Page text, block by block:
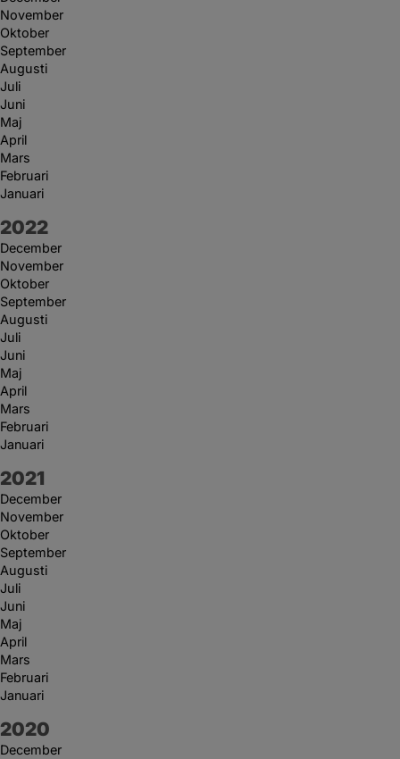
November
Oktober
September
Augusti
Juli
Juni
Maj
April
Mars
Februari
Januari
År:
2022
December
November
Oktober
September
Augusti
Juli
Juni
Maj
April
Mars
Februari
Januari
År:
2021
December
November
Oktober
September
Augusti
Juli
Juni
Maj
April
Mars
Februari
Januari
År:
2020
December